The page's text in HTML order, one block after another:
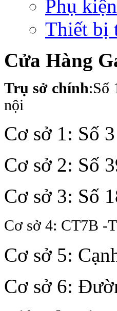
Phụ
Thiết bị
Cửa Hàng
Trụ sở chính:Số
nội
Cơ sở 1: Số
Cơ sở 2: Số
Cơ sở 3: Số
Cơ sở 4: CT7B -
Cơ sở 5:
Cơ sở 6: